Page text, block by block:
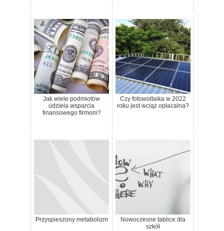
Jak wiele podmiotów
udziela wsparcia
finansowego firmom?
Czy fotowoltaika w 2022
roku jest wciąż opłacalna?
Przyspieszony metabolizm
Nowoczesne tablice dla
szkół